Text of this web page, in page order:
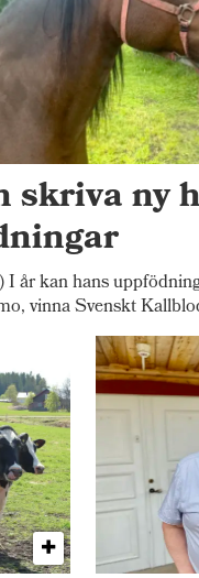
skriva ny
år kan hans
vinna Svenskt